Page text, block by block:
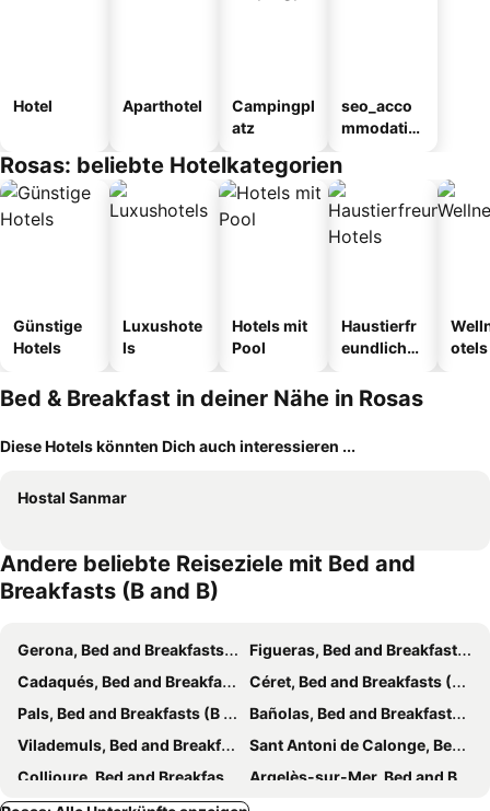
Hotel Aparthotel
Campingpl
atz
seo_acco
mmodatio
ousel_host
al
Rosas: beliebte Hotelkategorien
Günstige
Hotels
Luxushote
ls
Hotels mit
Pool
Haustierfr
eundliche
otels
Bed & Breakfast in deiner Nähe in Rosas
Diese Hotels könnten Dich auch interessieren ...
Hostal Sanmar
Andere beliebte Reiseziele mit Bed and
Breakfasts (B and B)
Gerona, Bed and Breakfasts (B and B)
Figueras, Bed and Breakfasts (B and B)
Cadaqués, Bed and Breakfasts (B and B)
Céret, Bed and Breakfasts (B and B)
Pals, Bed and Breakfasts (B and B)
Bañolas, Bed and Breakfasts (B and B)
Vilademuls, Bed and Breakfasts (B and B)
Sant Antoni de Calonge, Bed and Breakfasts (B and B)
Collioure, Bed and Breakfasts (B and B)
Argelès-sur-Mer, Bed and Breakfasts (B and B)